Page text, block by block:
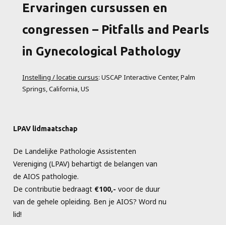
Ervaringen cursussen en
congressen – Pitfalls and Pearls
in Gynecological Pathology
Instelling / locatie cursus: USCAP Interactive Center, Palm
Springs, California, US
LPAV lidmaatschap
De Landelijke Pathologie Assistenten
Vereniging (LPAV) behartigt de belangen van
de AIOS pathologie.
De contributie bedraagt €100,- voor de duur
van de gehele opleiding. Ben je AIOS? Word nu
lid!